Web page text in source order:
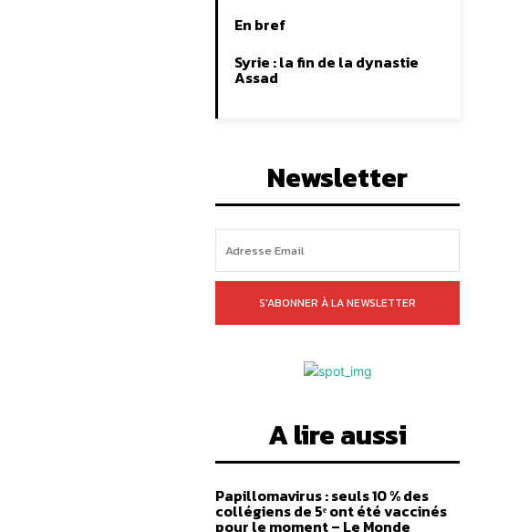
En bref
Syrie : la fin de la dynastie
Assad
Newsletter
S'ABONNER À LA NEWSLETTER
A lire aussi
Papillomavirus : seuls 10 % des
collégiens de 5ᵉ ont été vaccinés
pour le moment – Le Monde